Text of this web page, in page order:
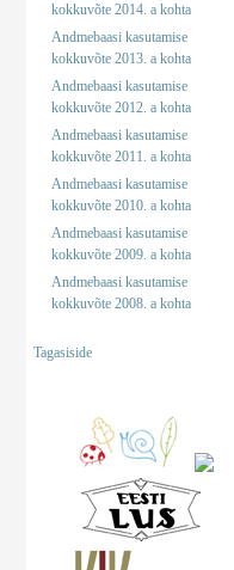
kokkuvõte 2014. a kohta
Andmebaasi kasutamise
kokkuvõte 2013. a kohta
Andmebaasi kasutamise
kokkuvõte 2012. a kohta
Andmebaasi kasutamise
kokkuvõte 2011. a kohta
Andmebaasi kasutamise
kokkuvõte 2010. a kohta
Andmebaasi kasutamise
kokkuvõte 2009. a kohta
Andmebaasi kasutamise
kokkuvõte 2008. a kohta
Tagasiside